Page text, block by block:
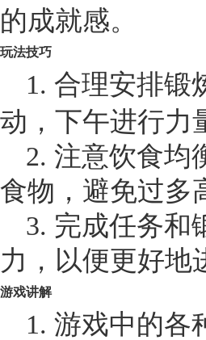
的成就感。
玩法技巧
1. 合理安排锻
动，下午进行力
2. 注意饮食均
食物，避免过多
3. 完成任务和
力，以便更好地
游戏讲解
1. 游戏中的各